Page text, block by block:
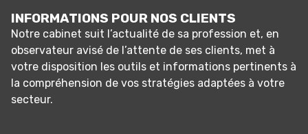
INFORMATIONS POUR NOS CLIENTS
Notre cabinet suit l’actualité de sa profession et, en
observateur avisé de l’attente de ses clients, met à
votre disposition les outils et informations pertinents à
la compréhension de vos stratégies adaptées à votre
secteur.